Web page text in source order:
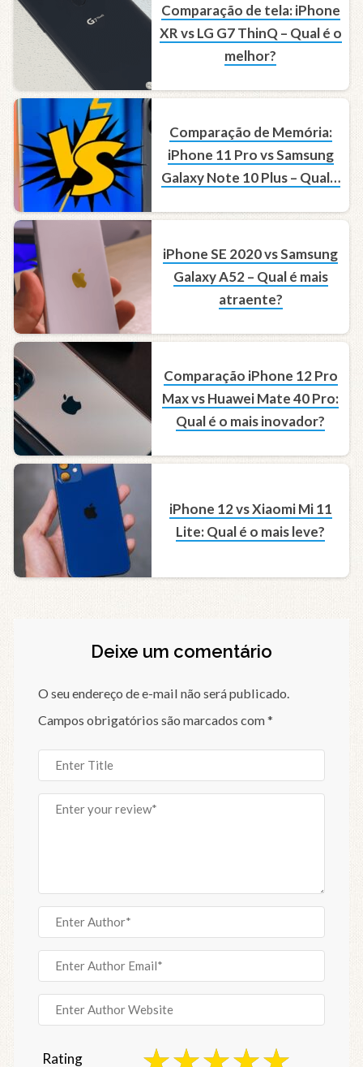
Comparação de tela: iPhone
XR vs LG G7 ThinQ – Qual é o
melhor?
Comparação de Memória:
iPhone 11 Pro vs Samsung
Galaxy Note 10 Plus – Qual é
iPhone SE 2020 vs Samsung
Galaxy A52 – Qual é mais
atraente?
Comparação iPhone 12 Pro
Max vs Huawei Mate 40 Pro:
Qual é o mais inovador?
iPhone 12 vs Xiaomi Mi 11
Lite: Qual é o mais leve?
Deixe um comentário
O seu endereço de e-mail não será publicado.
Campos obrigatórios são marcados com*
Rating